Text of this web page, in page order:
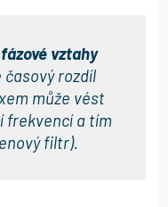
fázové vztahy
časový rozdíl
může vést
frekvencí a tím
filtr).